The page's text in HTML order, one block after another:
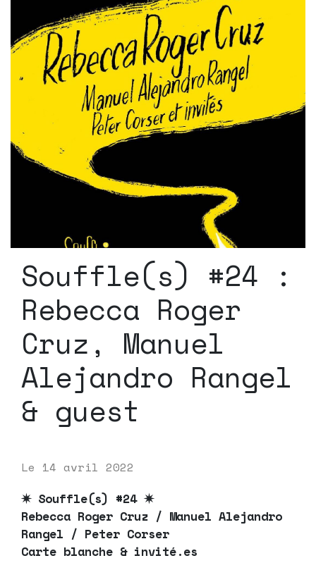
Souffle(s) #24 :
Rebecca Roger
Cruz, Manuel
Alejandro Rangel
& guest
Le 14 avril 2022
✷Souffle(s) #24 ✷
Rebecca Roger Cruz / Manuel Alejandro
Rangel / Peter Corser
Carte blanche & invité.es